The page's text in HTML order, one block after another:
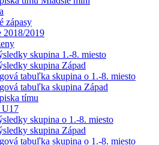
zápasy
2018/2019
skupina 1.-8. miesto
skupina Západ
tabuľka skupina o 1.-8. miesto
tabuľka skupina Západ
tímu
U17
skupina o 1.-8. miesto
skupina Západ
tabuľka skupina o 1.-8. miesto